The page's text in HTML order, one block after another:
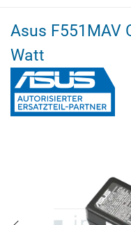
Asus F551MAV
Watt